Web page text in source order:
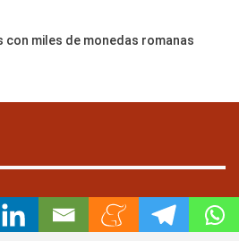
con miles de monedas romanas